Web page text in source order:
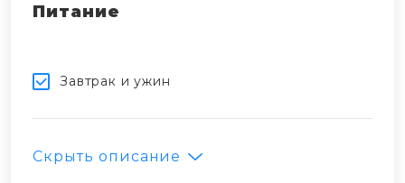
Питание
Завтрак и ужин
Скрыть описание